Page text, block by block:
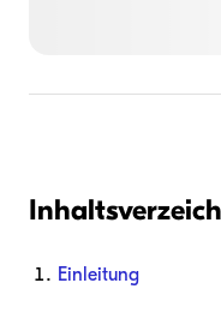
Einleitung